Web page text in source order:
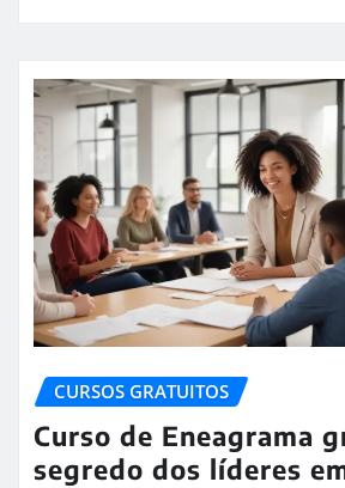
CURSOS GRATUITOS
Curso de Eneagrama
segredo dos líderes